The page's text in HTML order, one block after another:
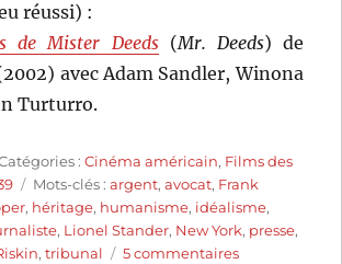
réussi) :
de Mister Deeds(Mr. Deeds) de
avec Adam Sandler, Winona
Turturro.
:Cinéma américain, Films des
Étiquettes
Mots-clés :argent,avocat, Frank
, héritage, humanisme, idéalisme,
, Lionel Stander, New York, presse,
,tribunal 5 commentairessur